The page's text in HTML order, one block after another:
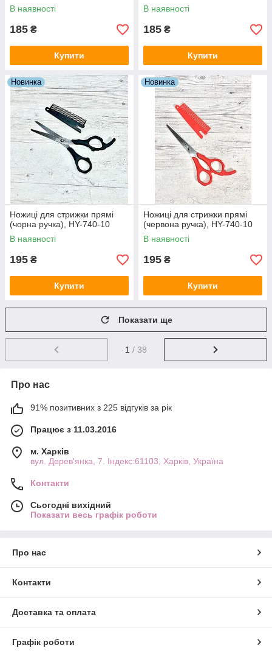
В наявності
185 ₴
Купити
В наявності
185 ₴
Купити
Новинка
Ножиці для стрижки прямі
(чорна ручка), HY-740-10
В наявності
195 ₴
Купити
Новинка
Ножиці для стрижки прямі
(червона ручка), HY-740-10
В наявності
195 ₴
Купити
Показати ще
1 / 38
Про нас
91% позитивних з 225 відгуків за рік
Працює з 11.03.2016
м. Харків
вул. Дерев'янка, 7. Індекс:61103, Харків, Україна
Контакти
Сьогодні вихідний
Показати весь графік роботи
Про нас
Контакти
Доставка та оплата
Графік роботи